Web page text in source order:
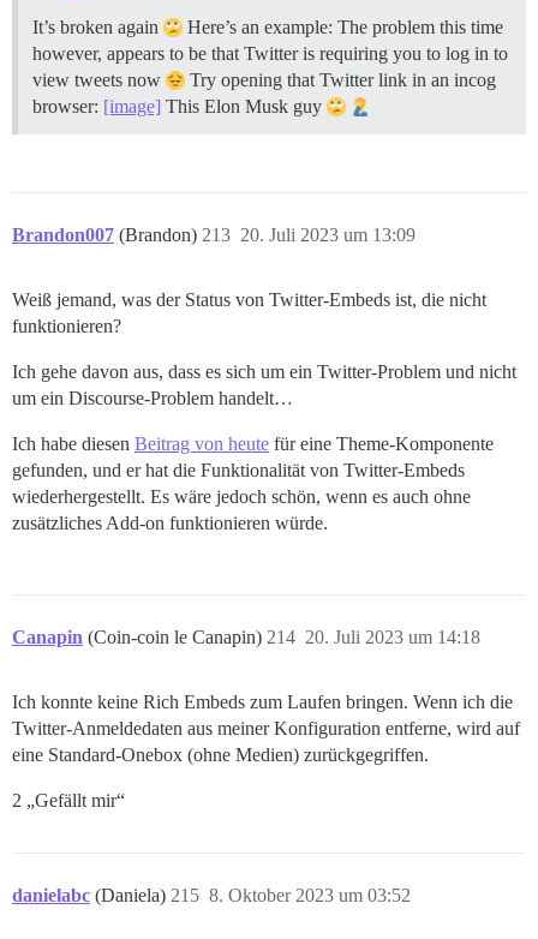
It’s broken again
Here’s an example: The problem this time
however, appears to be that Twitter is requiring you to log in to
view tweets now
Try opening that Twitter link in an incog
browser: [image] This Elon Musk guy
Brandon007 (Brandon) 20. Juli 2023 um 13:09
213
Weiß jemand, was der Status von Twitter-Embeds ist, die nicht
funktionieren?
Ich gehe davon aus, dass es sich um ein Twitter-Problem und nicht
um ein Discourse-Problem handelt…
Ich habe diesen Beitrag von heute für eine Theme-Komponente
gefunden, und er hat die Funktionalität von Twitter-Embeds
wiederhergestellt. Es wäre jedoch schön, wenn es auch ohne
zusätzliches Add-on funktionieren würde.
Canapin (Coin-coin le Canapin) 20. Juli 2023 um 14:18
214
Ich konnte keine Rich Embeds zum Laufen bringen. Wenn ich die
Twitter-Anmeldedaten aus meiner Konfiguration entferne, wird auf
eine Standard-Onebox (ohne Medien) zurückgegriffen.
2 „Gefällt mir“
danielabc (Daniela) 8. Oktober 2023 um 03:52
215